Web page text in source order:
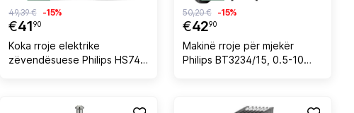
€4190
49,39 € -15%
Koka rroje elektrike
zëvendësuese Philips HS740
€4290
50,20 € -15%
Makinë rroje për mjekër
Philips BT3234/15, 0.5-10